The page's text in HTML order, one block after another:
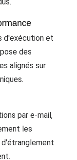
d'exécution et
des
alignés sur
par e-mail,
les